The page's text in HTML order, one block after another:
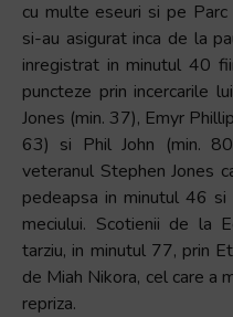
cu multe eseuri si pe
si-au asigurat inca de la
inregistrat in minutul 40
puncteze prin incercarile
Jones (min. 37), Emyr
63) si Phil John (min.
veteranul Stephen Jones
pedeapsa in minutul 46
meciului. Scotienii de la
tarziu, in minutul 77, prin
de Miah Nikora, cel care a
repriza.